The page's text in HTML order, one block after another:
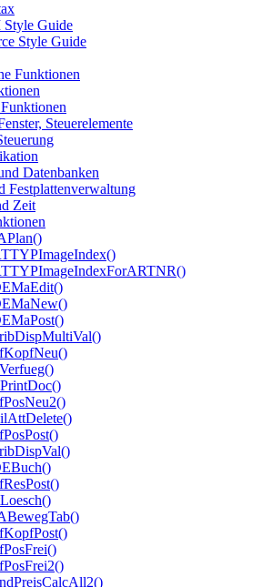
Guide
Style Guide
Funktionen
Steuerelemente
Datenbanken
Festplattenverwaltung
Zeit